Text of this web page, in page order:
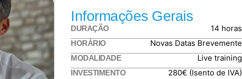
Informações Gerais
DURAÇÃO 14 horas
HORÁRIO Novas Datas Brevemente
MODALIDADE Live training
INVESTIMENTO 280€ (Isento de IVA)